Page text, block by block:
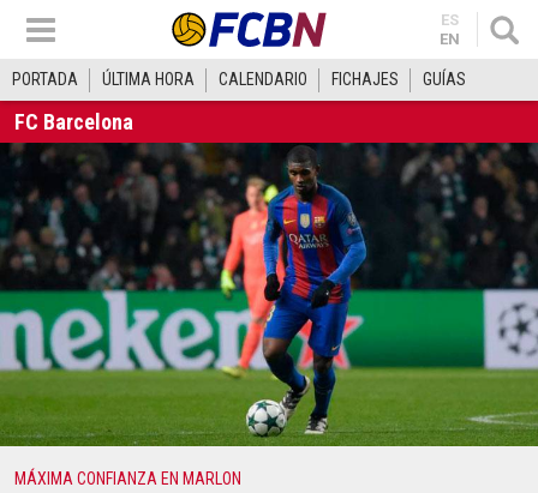
ES
EN
PORTADA ÚLTIMA HORA CALENDARIO FICHAJES GUÍAS
FC Barcelona
MÁXIMA CONFIANZA EN MARLON